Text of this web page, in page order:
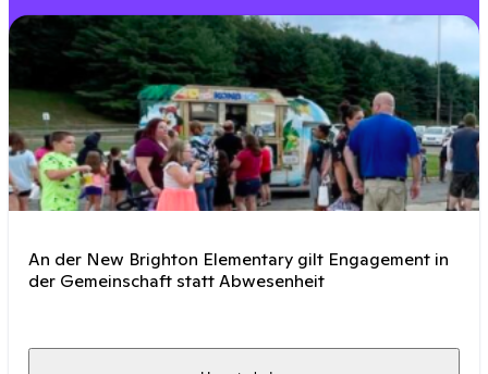
An der New Brighton Elementary gilt Engagement in
der Gemeinschaft statt Abwesenheit